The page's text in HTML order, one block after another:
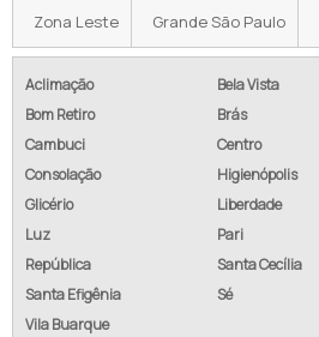
Zona Leste Grande São Paulo
Aclimação
Bela Vista
Bom Retiro
Brás
Cambuci
Centro
Consolação
Higienópolis
Glicério
Liberdade
Luz
Pari
República
Santa Cecília
Santa Efigênia
Sé
Vila Buarque